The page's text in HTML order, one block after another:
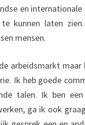
en
kunnen laten
mensen.
arbeidsmarkt
Ik heb goede
talen. Ik ben
ga ik ook